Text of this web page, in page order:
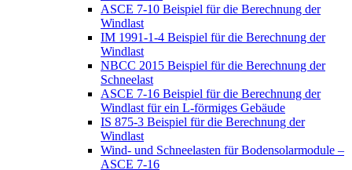
ASCE 7-10 Beispiel für die Berechnung der
Windlast
IM 1991-1-4 Beispiel für die Berechnung der
Windlast
NBCC 2015 Beispiel für die Berechnung der
Schneelast
ASCE 7-16 Beispiel für die Berechnung der
Windlast für ein L-förmiges Gebäude
IS 875-3 Beispiel für die Berechnung der
Windlast
Wind- und Schneelasten für Bodensolarmodule –
ASCE 7-16